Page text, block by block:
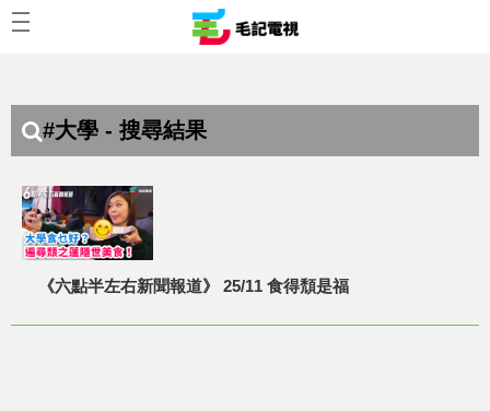
#大學 - 搜尋結果
《六點半左右新聞報道》 25/11 食得頹是福